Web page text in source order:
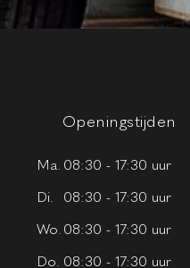
Openingstijden
Ma. 08:30 - 17:30 uur
Di.
08:30 - 17:30 uur
Wo. 08:30 - 17:30 uur
Do. 08:30 - 17:30 uur